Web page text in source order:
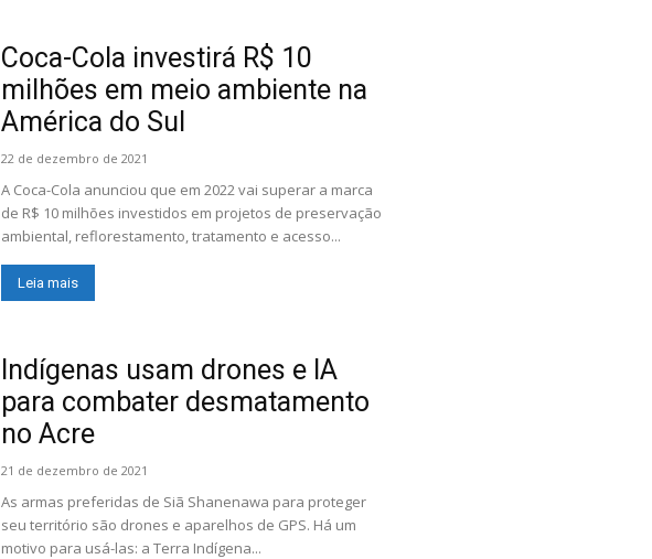
Coca-Cola investirá R$ 10
milhões em meio ambiente na
América do Sul
22 de dezembro de 2021
A Coca-Cola anunciou que em 2022 vai superar a marca
de R$ 10 milhões investidos em projetos de preservação
ambiental, reflorestamento, tratamento e acesso...
Leia mais
Indígenas usam drones e IA
para combater desmatamento
no Acre
21 de dezembro de 2021
As armas preferidas de Siã Shanenawa para proteger
seu território são drones e aparelhos de GPS. Há um
motivo para usá-las: a Terra Indígena...